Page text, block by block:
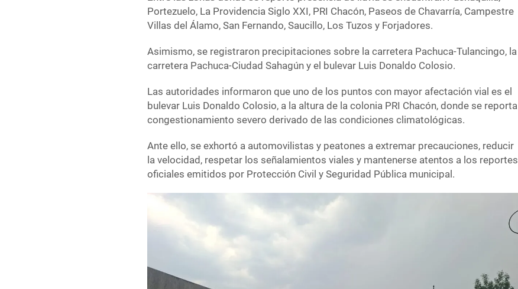
Portezuelo, La Providencia Siglo XXI, PRI Chacón, Paseos de Chavarría, Campestre
Villas del Álamo, San Fernando, Saucillo, Los Tuzos y Forjadores.
Asimismo, se registraron precipitaciones sobre la carretera Pachuca-Tulancingo, la
carretera Pachuca-Ciudad Sahagún y el bulevar Luis Donaldo Colosio.
Las autoridades informaron que uno de los puntos con mayor afectación vial es el
bulevar Luis Donaldo Colosio, a la altura de la colonia PRI Chacón, donde se reporta
congestionamiento severo derivado de las condiciones climatológicas.
Ante ello, se exhortó a automovilistas y peatones a extremar precauciones, reducir
la velocidad, respetar los señalamientos viales y mantenerse atentos a los reportes
oficiales emitidos por Protección Civil y Seguridad Pública municipal.